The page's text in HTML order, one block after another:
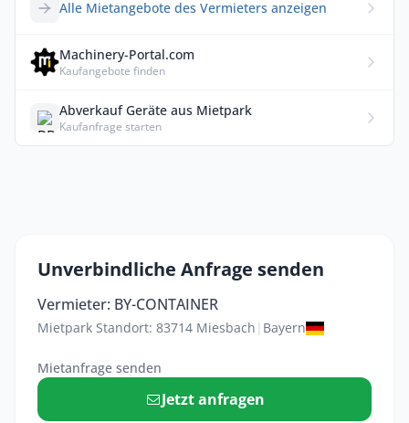
Alle Mietangebote des Vermieters anzeigen
Machinery-Portal.com
Kaufangebote finden
Abverkauf Geräte aus Mietpark
Kaufanfrage starten
Unverbindliche Anfrage senden
Vermieter: BY-CONTAINER
Mietpark Standort: 83714 Miesbach | Bayern
Mietanfrage senden
Jetzt anfragen